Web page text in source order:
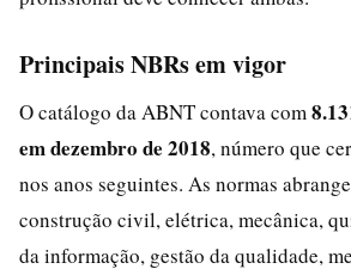
Principais NBRs em vigor
O catálogo da ABNT contava com
em dezembro de 2018, número que
nos anos seguintes. As normas
construção civil, elétrica, mecânica,
da informação, gestão da qualidade,